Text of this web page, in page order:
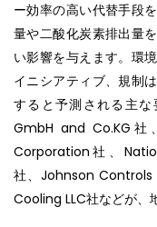
ー効率の高い代替手段
量や二酸化炭素排出量
い影響を与えます。環
イニシアティブ、規制
すると予測される主
GmbH and Co.KG社
Corporation社、
社、Johnson
Cooling LLC社などが、